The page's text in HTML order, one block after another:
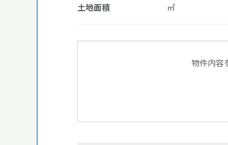
土地面積 ㎡
物件内容